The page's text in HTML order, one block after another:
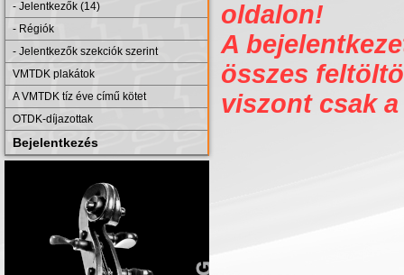
- Jelentkezők (14)
- Régiók
- Jelentkezők szekciók szerint
VMTDK plakátok
A VMTDK tíz éve című kötet
OTDK-díjazottak
Bejelentkezés
oldalon!
A
összes
viszont csak